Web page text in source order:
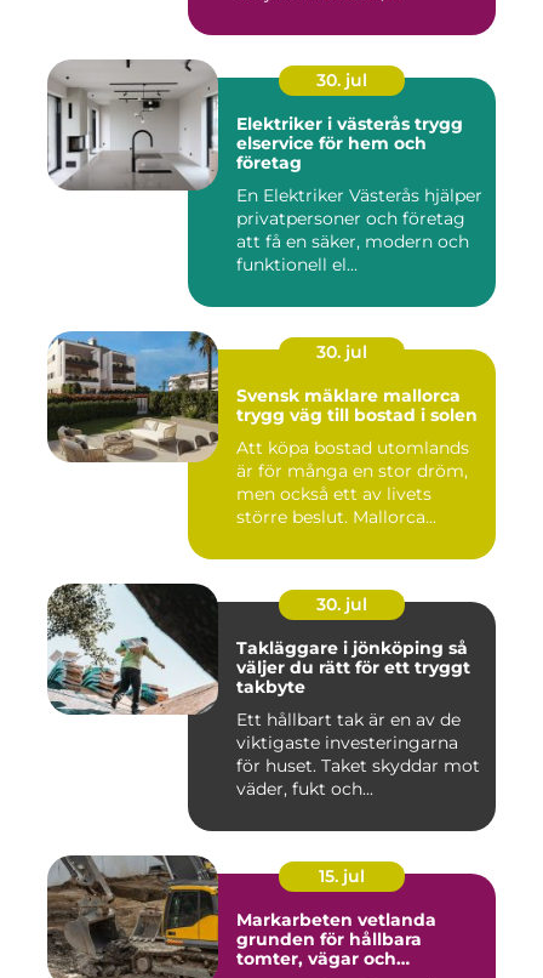
30. jul
Elektriker i västerås trygg
elservice för hem och
företag
En Elektriker Västerås hjälper
privatpersoner och företag
att få en säker, modern och
funktionell el...
30. jul
Svensk mäklare mallorca
trygg väg till bostad i solen
Att köpa bostad utomlands
är för många en stor dröm,
men också ett av livets
större beslut. Mallorca...
30. jul
Takläggare i jönköping så
väljer du rätt för ett tryggt
takbyte
Ett hållbart tak är en av de
viktigaste investeringarna
för huset. Taket skyddar mot
väder, fukt och...
15. jul
Markarbeten vetlanda
grunden för hållbara
tomter, vägar och